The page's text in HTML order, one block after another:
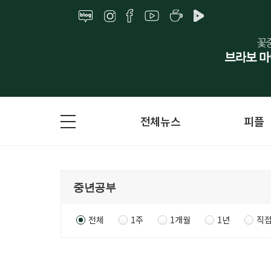
전체뉴스 피플
전체 1주 1개월 1년 직